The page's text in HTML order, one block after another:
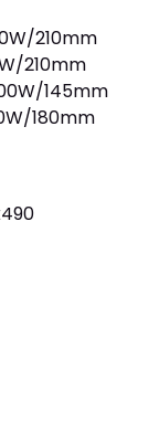
210mm
210mm
145mm
180mm